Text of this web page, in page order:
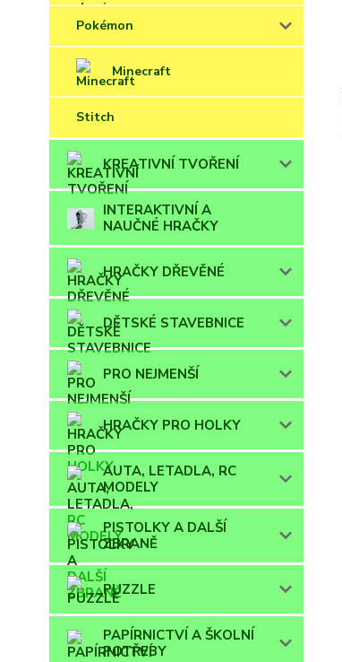
Pokémon
Minecraft
Stitch
KREATIVNÍ TVOŘENÍ
INTERAKTIVNÍ A
NAUČNÉ HRAČKY
HRAČKY DŘEVĚNÉ
DĚTSKÉ STAVEBNICE
PRO NEJMENŠÍ
HRAČKY PRO HOLKY
AUTA, LETADLA, RC
MODELY
PISTOLKY A DALŠÍ
ZBRANĚ
PUZZLE
PAPÍRNICTVÍ A ŠKOLNÍ
POTŘEBY